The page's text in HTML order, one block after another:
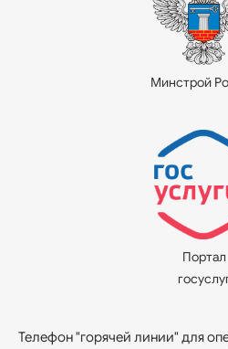
Минстрой
Портал
Телефон "горячей линии" для